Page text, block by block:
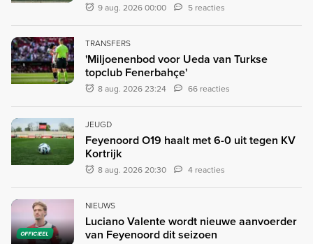
9 aug. 2026 00:00 5 reacties
TRANSFERS
'Miljoenenbod voor Ueda van Turkse
topclub Fenerbahçe'
8 aug. 2026 23:24 66 reacties
JEUGD
Feyenoord O19 haalt met 6-0 uit tegen KV
Kortrijk
8 aug. 2026 20:30 4 reacties
OFFICIEEL
NIEUWS
Luciano Valente wordt nieuwe aanvoerder
van Feyenoord dit seizoen